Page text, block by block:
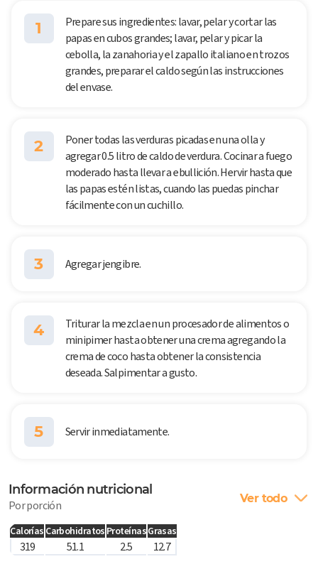
1
Prepare sus ingredientes: lavar, pelar y cortar las
papas en cubos grandes; lavar, pelar y picar la
cebolla, la zanahoria y el zapallo italiano en trozos
grandes, preparar el caldo según las instrucciones
del envase.
2
Poner todas las verduras picadas en una olla y
agregar 0.5 litro de caldo de verdura. Cocinar a fuego
moderado hasta llevar a ebullición. Hervir hasta que
las papas estén listas, cuando las puedas pinchar
fácilmente con un cuchillo.
3 Agregar jengibre.
4
Triturar la mezcla en un procesador de alimentos o
minipimer hasta obtener una crema agregando la
crema de coco hasta obtener la consistencia
deseada. Salpimentar a gusto.
5 Servir inmediatamente.
Información nutricional
Por porción Ver todo
Calorías Carbohidratos ProteínasGrasas
319 51.1 2.5 12.7